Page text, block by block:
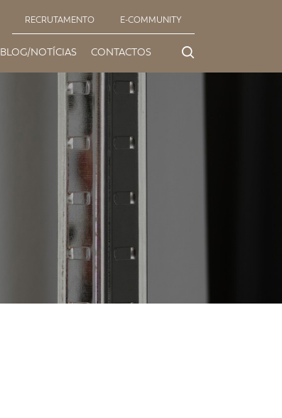
RECRUTAMENTO E-COMMUNITY
BLOG/NOTÍCIAS CONTACTOS